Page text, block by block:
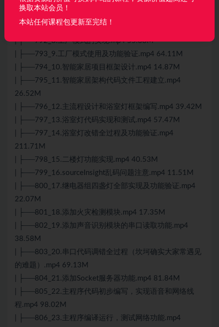
| ├──791_7.工厂模式概念引入.mp4 152.80M
| ├──792_8.工厂模式的实现.mp4 55.38M
| ├──793_9.工厂模式使用及功能验证.mp4 64.11M
| ├──794_10.智能家居项目框架设计.mp4 14.87M
| ├──795_11.智能家居架构代码文件工程建立.mp4
26.52M
| ├──796_12.主流程设计和浴室灯框架编写.mp4 39.42M
| ├──797_13.浴室灯代码实现和测试.mp4 57.47M
| ├──797_14.浴室灯改错全过程及功能验证.mp4
211.71M
| ├──798_15.二楼灯功能实现.mp4 40.53M
| ├──799_16.sourceInsight乱码问题注意.mp4 11.51M
| ├──800_17.继电器组四盏灯全部实现及功能验证.mp4
22.07M
| ├──801_18.添加火灾检测模块.mp4 17.35M
| ├──802_19.添加声音识别模块的串口读取功能.mp4
38.58M
| ├──803_20.串口代码调错全过程（坎坷确实大家常遇见
的难题）.mp4 69.13M
| ├──804_21.添加Socket服务器功能.mp4 81.84M
| ├──805_22.主程序代码初步编写，实现语音和网络线
程.mp4 98.02M
| ├──806_23.主程序编译运行，测试网络功能.mp4
换取本站会员！
本站任何课程包更新至完结！